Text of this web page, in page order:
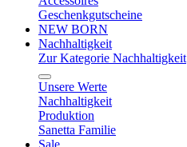
Geschenkgutscheine
NEW BORN
Nachhaltigkeit
Zur Kategorie Nachhaltigkeit
Unsere Werte
Nachhaltigkeit
Produktion
Sanetta Familie
Sale